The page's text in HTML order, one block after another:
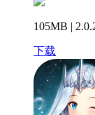
105MB |
下载